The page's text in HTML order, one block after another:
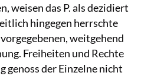
weisen das P. als dezidiert
hingegen herrschte
weitgehend
Freiheiten und Rechte
genoss der Einzelne nicht